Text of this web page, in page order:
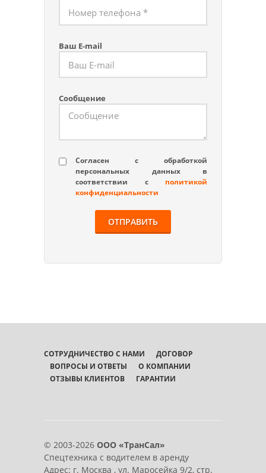
Ваш E-mail
Сообщение
Согласен с обработкой
персональных данных в
соответствии с политикой
конфиденциальности
СОТРУДНИЧЕСТВО С НАМИ
ДОГОВОР
ВОПРОСЫ И ОТВЕТЫ
О КОМПАНИИ
ОТЗЫВЫ КЛИЕНТОВ
ГАРАНТИИ
© 2003-2026 ООО «ТранСал»
Спецтехника с водителем в аренду
Адрес: г. Москва , ул. Маросейка 9/2, стр.